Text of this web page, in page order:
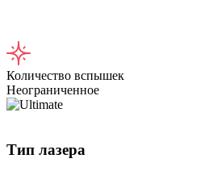
Количество вспышек
Неограниченное
Тип лазера